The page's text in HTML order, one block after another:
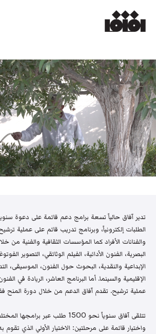
تدير آفاق حالياً تسعة برامج دعم قائمة على دعوة
الطلبات إلكترونياً، وبرنامج تدريب قائم على عملية
والفنانات الأفراد كما المؤسسات الثقافية والفنية من
البصرية، الفنون الأدائية، الفيلم الوثائقي، التصوير
الإبداعية والنقدية، البحوث حول الفنون، الموسيقى،
الإقليمية والسينما. أما البرنامج العاشر، الريادة في
عملية ترشيح. تقدم آفاق الدعم من خلال دورة المنح
تتلقى آفاق سنوياً نحو 1500 طلب عبر
واختيار قائمة على مرحلتين: الاختيار الأولي الذي تقوم به